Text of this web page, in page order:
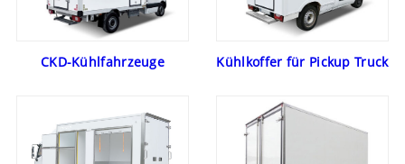
CKD-Kühlfahrzeuge Kühlkoffer für Pickup Truck